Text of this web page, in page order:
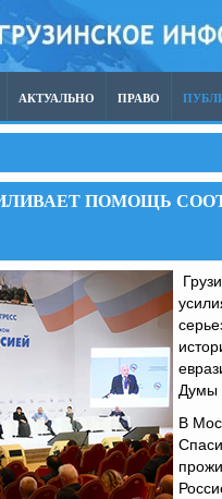
АКТУАЛЬНО ПРАВО
ПОМОЩЬ
Думы
В